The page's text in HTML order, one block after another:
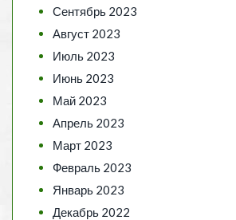
Сентябрь 2023
Август 2023
Июль 2023
Июнь 2023
Май 2023
Апрель 2023
Март 2023
Февраль 2023
Январь 2023
Декабрь 2022